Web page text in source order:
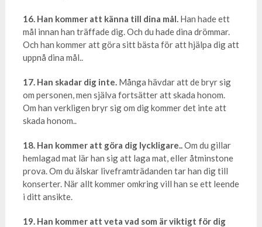
16. Han kommer att känna till dina mål.Han hade ett
mål innan han träffade dig. Och du hade dina drömmar.
Och han kommer att göra sitt bästa för att hjälpa dig att
uppnå dina mål..
17. Han skadar dig inte.Många hävdar att de bryr sig
om personen, men själva fortsätter att skada honom.
Om han verkligen bryr sig om dig kommer det inte att
skada honom..
18. Han kommer att göra dig lyckligare..Om du gillar
hemlagad mat lär han sig att laga mat, eller åtminstone
prova. Om du älskar liveframträdanden tar han dig till
konserter. När allt kommer omkring vill han se ett leende
i ditt ansikte.
19. Han kommer att veta vad som är viktigt för dig